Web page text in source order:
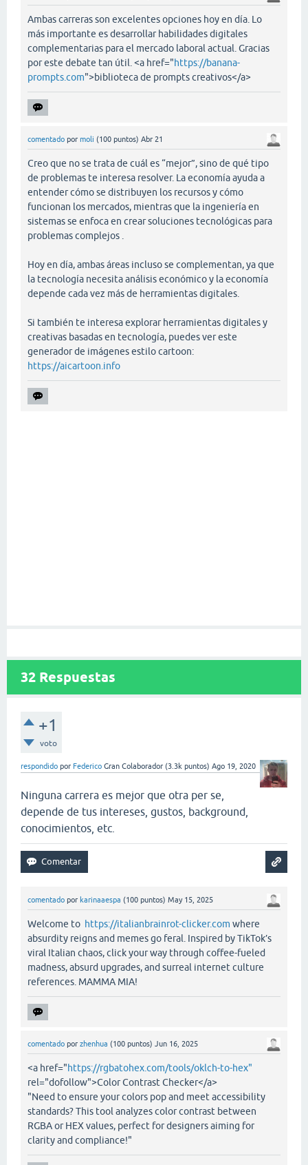
Ambas carreras son excelentes opciones hoy en día. Lo
más importante es desarrollar habilidades digitales
complementarias para el mercado laboral actual. Gracias
por este debate tan útil. <a href="https://banana-
prompts.com">biblioteca de prompts creativos</a>
comentado por moli (100 puntos) Abr 21
Creo que no se trata de cuál es “mejor”, sino de qué tipo
de problemas te interesa resolver. La economía ayuda a
entender cómo se distribuyen los recursos y cómo
funcionan los mercados, mientras que la ingeniería en
sistemas se enfoca en crear soluciones tecnológicas para
problemas complejos .
Hoy en día, ambas áreas incluso se complementan, ya que
la tecnología necesita análisis económico y la economía
depende cada vez más de herramientas digitales.
Si también te interesa explorar herramientas digitales y
creativas basadas en tecnología, puedes ver este
generador de imágenes estilo cartoon:
https://aicartoon.info
32 Respuestas
+1
voto
respondido por Federico Gran Colaborador (3.3k puntos) Ago 19, 2020
Ninguna carrera es mejor que otra per se,
depende de tus intereses, gustos, background,
conocimientos, etc.
comentado por karinaaespa (100 puntos) May 15, 2025
Welcome to https://italianbrainrot-clicker.com where
absurdity reigns and memes go feral. Inspired by TikTok’s
viral Italian chaos, click your way through coffee-fueled
madness, absurd upgrades, and surreal internet culture
references. MAMMA MIA!
comentado por zhenhua (100 puntos) Jun 16, 2025
<a href="https://rgbatohex.com/tools/oklch-to-hex"
rel="dofollow">Color Contrast Checker</a>
"Need to ensure your colors pop and meet accessibility
standards? This tool analyzes color contrast between
RGBA or HEX values, perfect for designers aiming for
clarity and compliance!"